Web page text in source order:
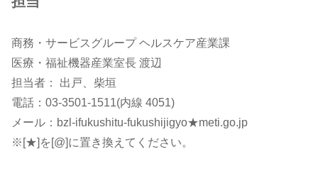
商務・サービスグループ ヘルスケア産業課
医療・福祉機器産業室長 渡辺
担当者： 出戸、柴垣
電話：03-3501-1511(内線 4051)
メール：bzl-ifukushitu-fukushijigyo★meti.go.jp
※[★]を[@]に置き換えてください。